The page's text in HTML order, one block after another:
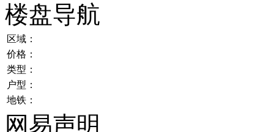
楼盘导航
区域：
价格：
类型：
户型：
地铁：
网易声明